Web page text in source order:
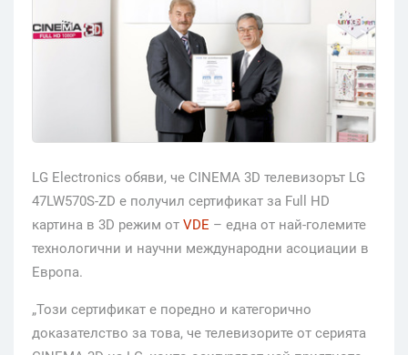
LG Electronics обяви, че CINEMA 3D телевизорът LG
47LW570S-ZD е получил сертификат за Full HD
картина в 3D режим от VDE – една от най-големите
технологични и научни международни асоциации в
Европа.
„Този сертификат е поредно и категорично
доказателство за това, че телевизорите от серията